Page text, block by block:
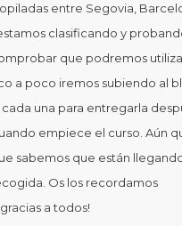
entre Segovia,
clasificando y
que podremos
a poco iremos subiendo al
una para entregarla
empiece el curso. Aún
sabemos que están
Os los recordamos
a todos!